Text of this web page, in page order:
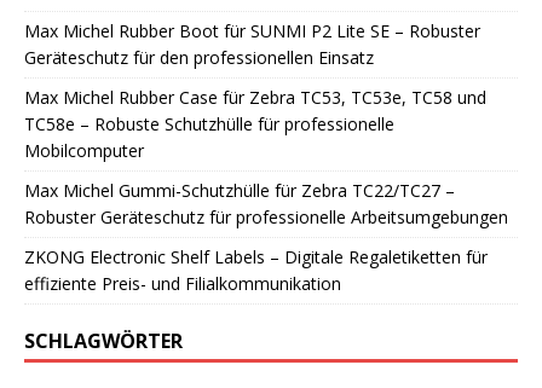
Max Michel Rubber Boot für SUNMI P2 Lite SE – Robuster
Geräteschutz für den professionellen Einsatz
Max Michel Rubber Case für Zebra TC53, TC53e, TC58 und
TC58e – Robuste Schutzhülle für professionelle
Mobilcomputer
Max Michel Gummi-Schutzhülle für Zebra TC22/TC27 –
Robuster Geräteschutz für professionelle Arbeitsumgebungen
ZKONG Electronic Shelf Labels – Digitale Regaletiketten für
effiziente Preis- und Filialkommunikation
SCHLAGWÖRTER